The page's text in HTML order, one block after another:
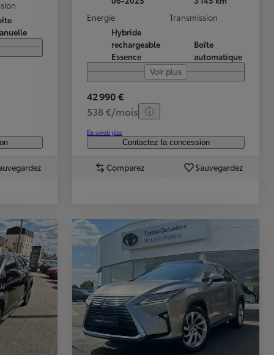
Energie
Hybride
rechargeable
Essence
Transmission
Boîte
automatique
Voir plus
42 990 €
538 €/mois
En savoir plus
Contactez la concession
Comparez Sauvegardez